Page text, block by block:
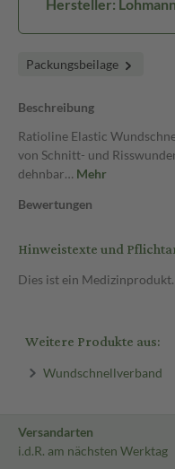
Hersteller:
Packungsbeilage
Beschreibung
Ratioline Elastic
von Schnitt- und
dehnbar… Mehr
Bewertungen
Hinweistexte und
Dies ist ein Medizinprodukt.
Weitere Produkte aus:
Wundschnellverband
Versandarten
i.d.R. am nächsten Werktag